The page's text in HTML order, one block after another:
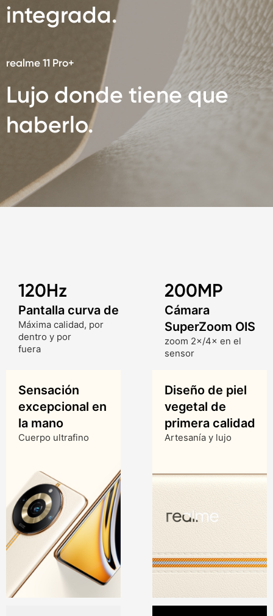
integrada.
realme 11 Pro+
Lujo donde tiene que
haberlo.
120Hz
Pantalla curva de
Máxima calidad, por
dentro y por
fuera
Sensación
excepcional en
la mano
Cuerpo ultrafino
200MP
Cámara
SuperZoom OIS
zoom 2×/4× en el
sensor
Diseño de piel
vegetal de
primera calidad
Artesanía y lujo